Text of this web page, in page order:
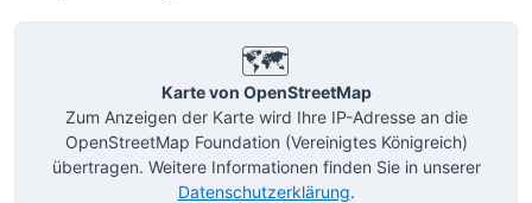
🗺️
Karte von OpenStreetMap
Zum Anzeigen der Karte wird Ihre IP-Adresse an die
OpenStreetMap Foundation (Vereinigtes Königreich)
übertragen. Weitere Informationen finden Sie in unserer
Datenschutzerklärung.